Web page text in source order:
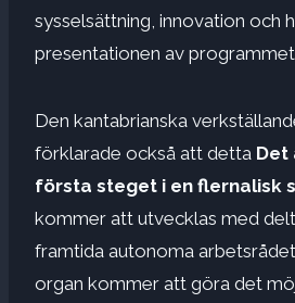
sysselsättning, innovation och
presentationen av
Den kantabrianska
förklarade också att detta Det
första steget i en flernalisk
kommer att utvecklas med
framtida autonoma
organ kommer att göra det